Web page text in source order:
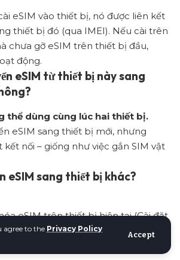
agree to the Privacy Policy
Accept
eSIM vào thiết bị, nó được liên kết
thiết bị đó (qua IMEI). Nếu cài trên
chưa gỡ eSIM trên thiết bị đầu,
động.
eSIM từ thiết bị này sang
thể dùng cùng lúc hai thiết bị.
eSIM sang thiết bị mới, nhưng
nối – giống như việc gắn SIM vật
eSIM sang thiết bị khác?
eSIM trên thiết bị hiện tại (Cài đặt